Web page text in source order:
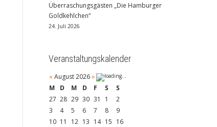
Überraschungsgästen „Die Hamburger
Goldkehlchen“
24. Juli 2026
Veranstaltungskalender
« August 2026 »
M
D M D F S
S
27 28 29 30 31 1
2
3
4 5 6 7 8
9
10 11 12 13 14 15 16